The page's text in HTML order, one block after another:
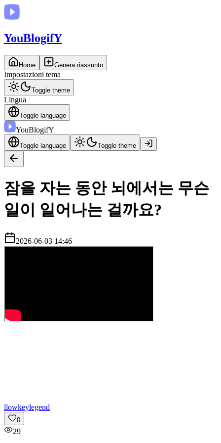
YouBlogifY
Home Genera riassunto
Impostazioni tema
Toggle theme
Lingua
Toggle language
YouBlogifY
Toggle language Toggle theme
잠을 자는 동안 뇌에서는 무슨
일이 일어나는 걸까요?
2026-06-03 14:46
llowkeylegend
0
29